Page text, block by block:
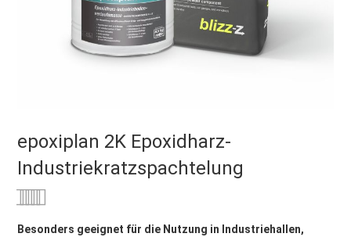
epoxiplan 2K Epoxidharz-
Industriekratzspachtelung
Bewertung:
Besonders geeignet für die Nutzung in Industriehallen,